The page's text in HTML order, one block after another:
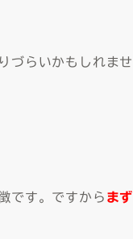
づらいかもしれませ
です。ですから まず